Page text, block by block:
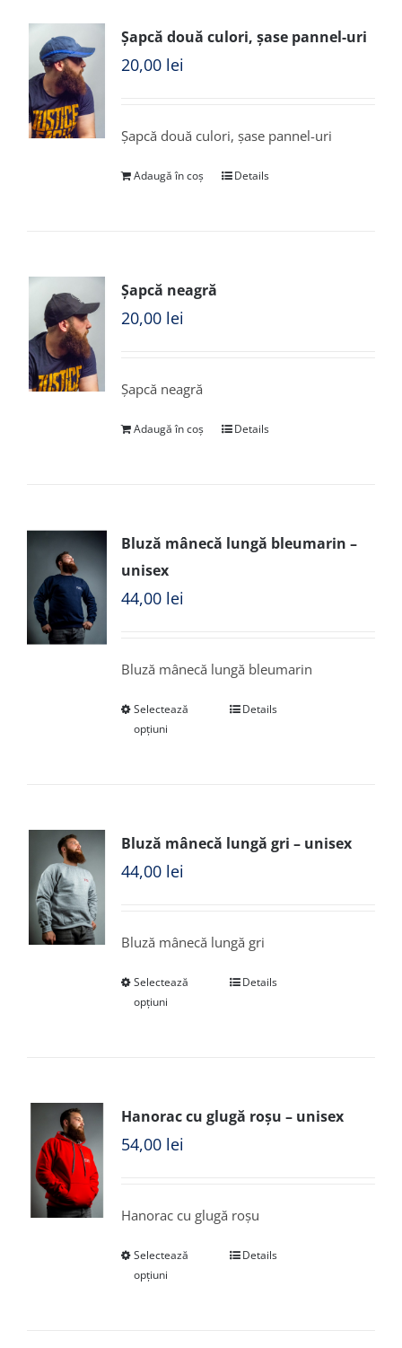
Șapcă două culori, șase pannel-uri
20,00 lei
Șapcă două culori, șase pannel-uri
Adaugă în coș Details
Șapcă neagră
20,00 lei
Șapcă neagră
Adaugă în coș Details
Bluză mânecă lungă bleumarin –
unisex
44,00 lei
Bluză mânecă lungă bleumarin
Selectează
opțiuni
Details
Bluză mânecă lungă gri – unisex
44,00 lei
Bluză mânecă lungă gri
Selectează
opțiuni
Details
Hanorac cu glugă roșu – unisex
54,00 lei
Hanorac cu glugă roșu
Selectează
opțiuni
Details